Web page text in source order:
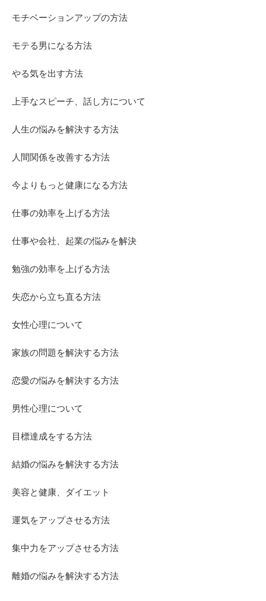
モチベーションアップの方法
モテる男になる方法
やる気を出す方法
上手なスピーチ、話し方について
人生の悩みを解決する方法
人間関係を改善する方法
今よりもっと健康になる方法
仕事の効率を上げる方法
仕事や会社、起業の悩みを解決
勉強の効率を上げる方法
失恋から立ち直る方法
女性心理について
家族の問題を解決する方法
恋愛の悩みを解決する方法
男性心理について
目標達成をする方法
結婚の悩みを解決する方法
美容と健康、ダイエット
運気をアップさせる方法
集中力をアップさせる方法
離婚の悩みを解決する方法